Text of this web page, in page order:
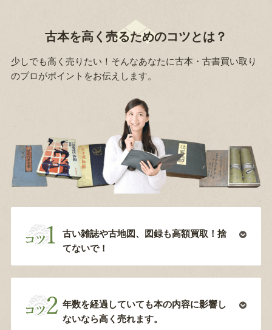
古本を高く売るためのコツとは？
少しでも高く売りたい！そんなあなたに古本・古書買い取り
のプロがポイントをお伝えします。
古い雑誌や古地図、図録も高額買取！捨
てないで！
年数を経過していても本の内容に影響し
ないなら高く売れます。